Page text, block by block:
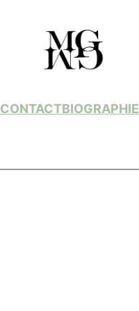
CONTACTBIOGRAPHIE